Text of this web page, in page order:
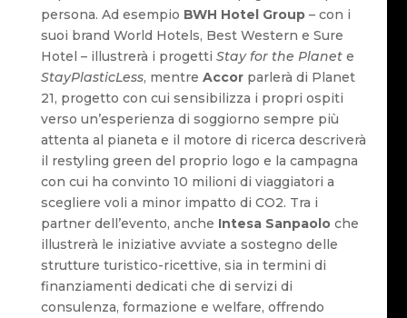
persona. Ad esempio BWH Hotel Group– con i
suoi brand World Hotels, Best Western e Sure
Hotel – illustrerà i progetti Stay for the Planete
StayPlasticLess, mentre Accorparlerà di Planet
21, progetto con cui sensibilizza i propri ospiti
verso un’esperienza di soggiorno sempre più
attenta al pianeta e il motore di ricerca descriverà
il restyling green del proprio logo e la campagna
con cui ha convinto 10 milioni di viaggiatori a
scegliere voli a minor impatto di CO2. Tra i
partner dell’evento, anche Intesa Sanpaoloche
illustrerà le iniziative avviate a sostegno delle
strutture turistico-ricettive, sia in termini di
finanziamenti dedicati che di servizi di
consulenza, formazione e welfare, offrendo